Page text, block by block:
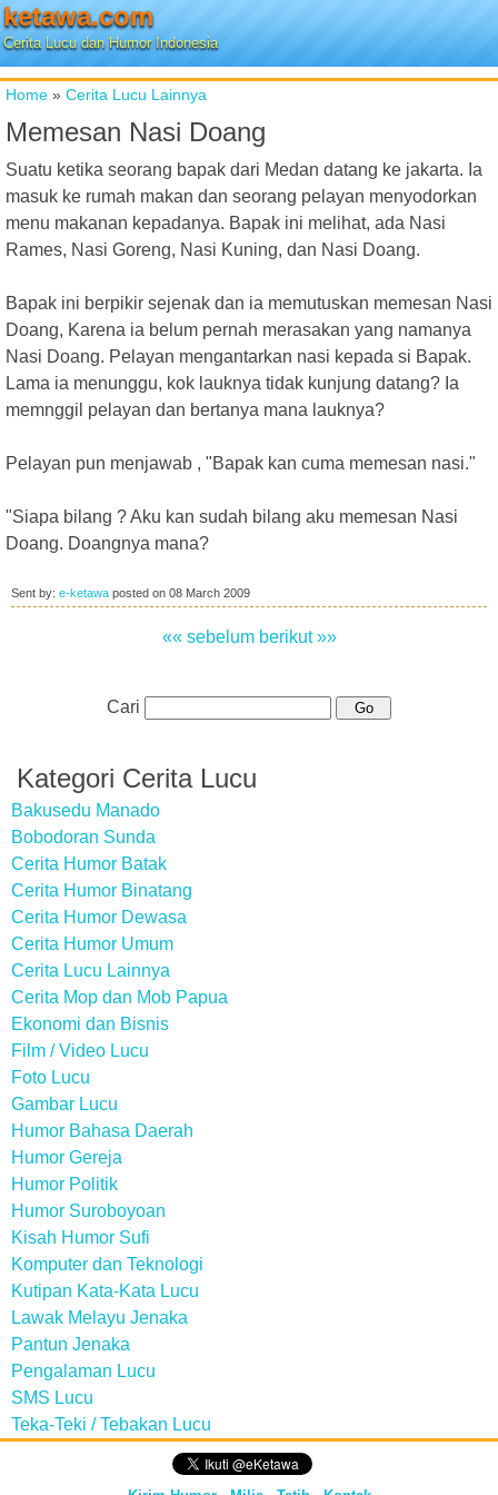
ketawa.com
Cerita Lucu dan Humor Indonesia
Home » Cerita Lucu Lainnya
Memesan Nasi Doang
Suatu ketika seorang bapak dari Medan datang ke jakarta. Ia
masuk ke rumah makan dan seorang pelayan menyodorkan
menu makanan kepadanya. Bapak ini melihat, ada Nasi
Rames, Nasi Goreng, Nasi Kuning, dan Nasi Doang.
Bapak ini berpikir sejenak dan ia memutuskan memesan Nasi
Doang, Karena ia belum pernah merasakan yang namanya
Nasi Doang. Pelayan mengantarkan nasi kepada si Bapak.
Lama ia menunggu, kok lauknya tidak kunjung datang? Ia
memnggil pelayan dan bertanya mana lauknya?
Pelayan pun menjawab , "Bapak kan cuma memesan nasi."
"Siapa bilang ? Aku kan sudah bilang aku memesan Nasi
Doang. Doangnya mana?
Sent by: e-ketawa posted on 08 March 2009
«« sebelum berikut »»
Cari
Kategori Cerita Lucu
Bakusedu Manado
Bobodoran Sunda
Cerita Humor Batak
Cerita Humor Binatang
Cerita Humor Dewasa
Cerita Humor Umum
Cerita Lucu Lainnya
Cerita Mop dan Mob Papua
Ekonomi dan Bisnis
Film / Video Lucu
Foto Lucu
Gambar Lucu
Humor Bahasa Daerah
Humor Gereja
Humor Politik
Humor Suroboyoan
Kisah Humor Sufi
Komputer dan Teknologi
Kutipan Kata-Kata Lucu
Lawak Melayu Jenaka
Pantun Jenaka
Pengalaman Lucu
SMS Lucu
Teka-Teki / Tebakan Lucu